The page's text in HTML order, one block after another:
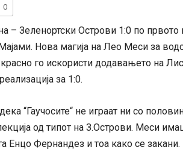
0
– Зеленортски Острови 1:0 по
Нова магија на Лео Меси за
го искористи додавањето на
за 1:0.
“Гаучосите“ не играат ни со
од типот на З.Острови. Меси
Енцо Фернандез и тоа како се закани.